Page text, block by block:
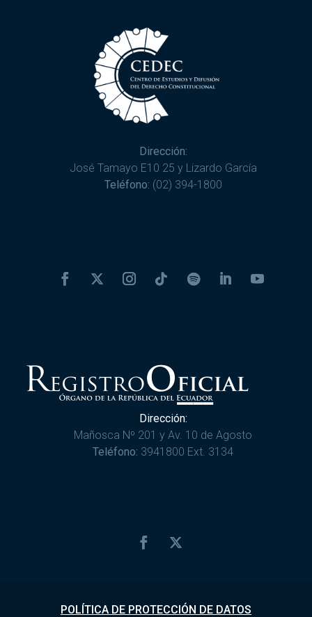
Dirección:
José Tamayo E10 25 y Lizardo García
Teléfono: (02) 394-1800
Dirección:
Mañosca Nº 201 y Av. 10 de Agosto
Teléfono: 3941800 Ext. 3134
POLÍTICA DE PROTECCIÓN DE DATOS